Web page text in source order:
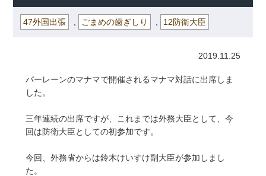
47外国出張 ごまめの歯ぎしり 12防衛大臣
2019.11.25
バーレーンのマナマで開催されるマナマ対話に出席しま
した。
三年連続の出席ですが、これまでは外務大臣として、今
回は防衛大臣としての初参加です。
今回、外務省からは鈴木けいすけ副大臣が参加しまし
た。